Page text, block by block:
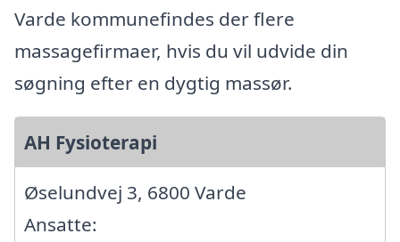
Varde kommunefindes der flere
massagefirmaer, hvis du vil udvide din
søgning efter en dygtig massør.
AH Fysioterapi
Øselundvej 3, 6800 Varde
Ansatte: